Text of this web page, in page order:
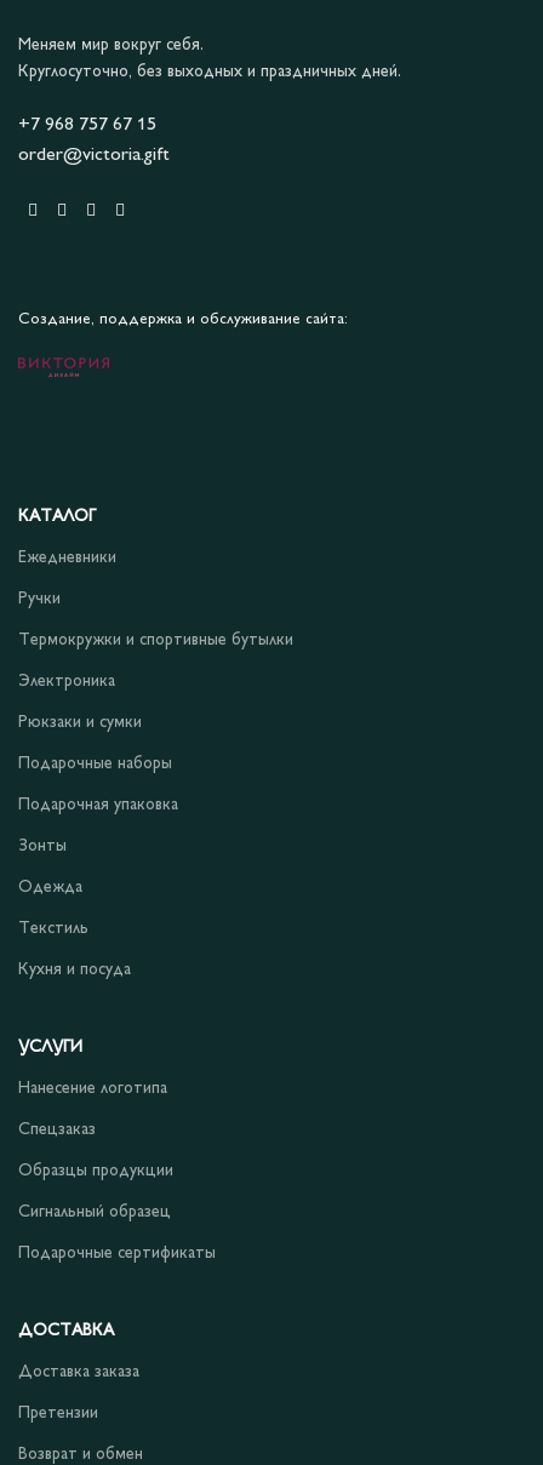
Меняем мир вокруг себя.
Круглосуточно, без выходных и праздничных дней.
+7 968 757 67 15
order@victoria.gift
Создание, поддержка и обслуживание сайта:
КАТАЛОГ
Ежедневники
Ручки
Термокружки и спортивные бутылки
Электроника
Рюкзаки и сумки
Подарочные наборы
Подарочная упаковка
Зонты
Одежда
Текстиль
Кухня и посуда
УСЛУГИ
Нанесение логотипа
Спецзаказ
Образцы продукции
Сигнальный образец
Подарочные сертификаты
ДОСТАВКА
Доставка заказа
Претензии
Возврат и обмен